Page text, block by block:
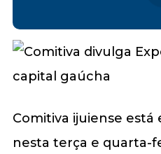
Comitiva ijuiense
nesta terça e quarta-